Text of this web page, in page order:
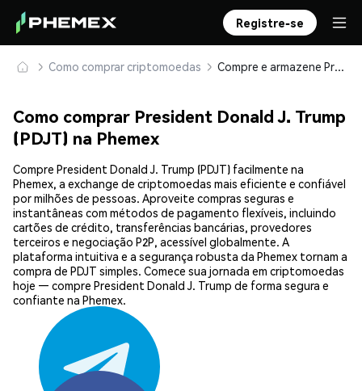
Registre-se
Como comprar criptomoedas Compre e armazene President Donald J. Trump (PDJT) com segurança
Como comprar President Donald J. Trump
(PDJT) na Phemex
Compre President Donald J. Trump (PDJT) facilmente na
Phemex, a exchange de criptomoedas mais eficiente e confiável
por milhões de pessoas. Aproveite compras seguras e
instantâneas com métodos de pagamento flexíveis, incluindo
cartões de crédito, transferências bancárias, provedores
terceiros e negociação P2P, acessível globalmente. A
plataforma intuitiva e a segurança robusta da Phemex tornam a
compra de PDJT simples. Comece sua jornada em criptomoedas
hoje — compre President Donald J. Trump de forma segura e
confiante na Phemex.